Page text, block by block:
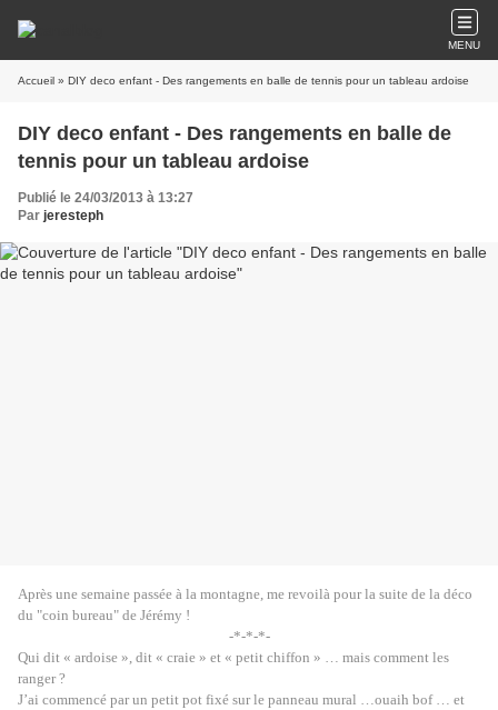
MENU
Accueil » DIY deco enfant - Des rangements en balle de tennis pour un tableau ardoise
DIY deco enfant - Des rangements en balle de
tennis pour un tableau ardoise
Publié le 24/03/2013 à 13:27
Par jeresteph
Après une semaine passée à la montagne, me revoilà pour la suite de la déco
du "coin bureau" de Jérémy !
-*-*-*-
Qui dit « ardoise », dit « craie » et « petit chiffon » … mais comment les
ranger ?
J’ai commencé par un petit pot fixé sur le panneau mural …ouaih bof … et